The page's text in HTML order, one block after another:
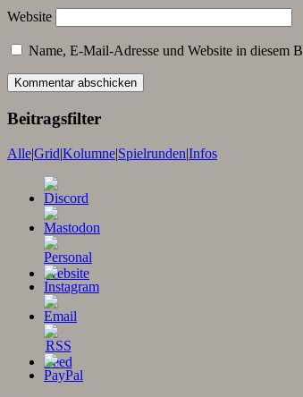
Website
Name, E-Mail-Adresse und Website in diesem
Beitragsfilter
Alle|Grid|Kolumne|Spielrunden|Infos